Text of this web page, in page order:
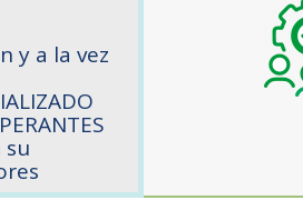
y a la vez